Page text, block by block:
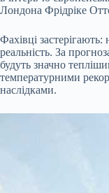
Лондона Фрідріке
Фахівці
реальність. За
будуть значно
температурними
наслідками.